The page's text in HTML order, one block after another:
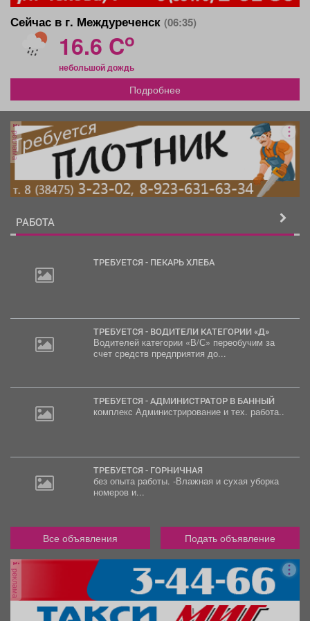
Сейчас в г. Междуреченск (06:35)
16.6 Co
небольшой дождь
Подробнее
реклама
РАБОТА
ТРЕБУЕТСЯ - ПЕКАРЬ ХЛЕБА
ТРЕБУЕТСЯ - ВОДИТЕЛИ КАТЕГОРИИ «Д»
Водителей категории «В/С» переобучим за
счет средств предприятия до...
ТРЕБУЕТСЯ - АДМИНИСТРАТОР В БАННЫЙ
комплекс Администрирование и тех. работа..
ТРЕБУЕТСЯ - ГОРНИЧНАЯ
без опыта работы. -Влажная и сухая уборка
номеров и...
Все объявления Подать объявление
реклама